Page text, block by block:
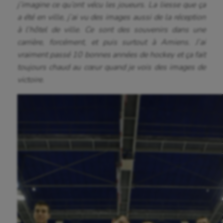
j’imagine ce qu’ont vécu les joueurs. La liesse que ça
a été en ville, j’ai vu des images aussi de la réception
à l’hôtel de ville. Ce sont des souvenirs dans une
carrière, forcément, et puis surtout à Amiens. J’ai
vraiment passé 10 bonnes années de hockey et ça fait
toujours chaud au cœur quand je vois des images de
victoire.